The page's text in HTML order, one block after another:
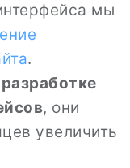
мы
.
разработке
, они
увеличить